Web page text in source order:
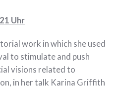
Uhr
work in which she used
to stimulate and push
visions related to
in her talk Karina Griffith